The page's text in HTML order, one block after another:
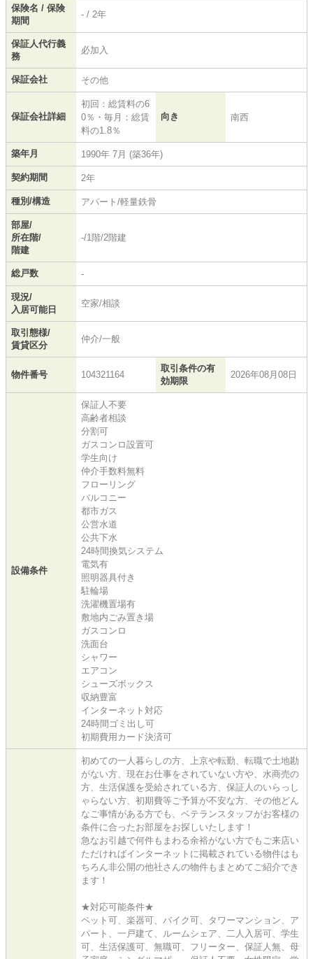
保険名 / 保険
期間
- / 2年
保証人代行義
務
必加入
保証会社 その他
保証会社詳細
初回：総賃料の6
0％・毎月：総賃
料の1.8％
向き 南西
築年月 1990年 7月 (築36年)
契約期間 2年
種別/構造 アパート/軽量鉄骨
部屋/
所在階/
階建
-/1階/2階建
総戸数 -
現況/
入居可能日
空家/相談
取引態様/
賃貸区分
仲介/一般
物件番号 104321164
取引条件の有
効期限
2026年08月08日
設備条件
保証人不要
高齢者相談
分割可
ガスコンロ設置可
学生向け
仲介手数料無料
フローリング
バルコニー
都市ガス
公営水道
公共下水
24時間換気システム
電気有
照明器具付き
駐輪場
洗濯機置場有
敷地内ごみ置き場
ガスコンロ
洗面台
シャワー
エアコン
シューズボックス
収納豊富
インターネット対応
24時間ゴミ出し可
初期費用カード決済可
初めての一人暮らしの方、上京や転勤、転職で土地勘
がない方、現在お仕事をされていない方や、水商売の
方、生活保護を受給されている方、保証人のいらっし
ゃらない方、初期費等ご予算が不安な方、その他どん
なご事情がある方でも、ベテランスタッフがお客様の
条件に合ったお部屋をお探しいたします！
急なお引越で何件もまわる余裕がない方でもご来店い
ただければインターネットに掲載されている物件はも
ちろん非公開の他社さんの物件もまとめてご紹介でき
ます！
★対応可能条件★
ペット可、楽器可、バイク可、タワーマンション、ア
パート、一戸建て、ルームシェア、二人入居可、学生
可、生活保護可、無職可、フリーター、保証人無、母